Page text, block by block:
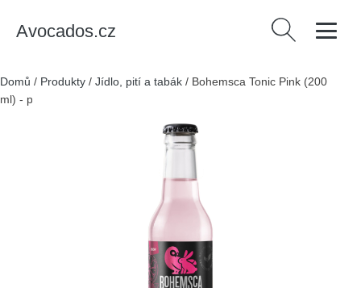
Avocados.cz Vyhledávání
Domů / Produkty / Jídlo, pití a tabák / Bohemsca Tonic Pink (200
ml) - prémiová jemně ovocně-hořká chuť